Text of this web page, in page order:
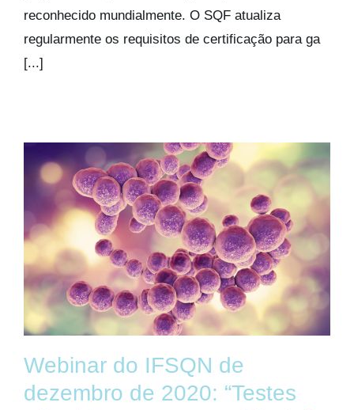
reconhecido mundialmente. O SQF atualiza
regularmente os requisitos de certificação para ga
[...]
Webinar do IFSQN de
dezembro de 2020: “Testes